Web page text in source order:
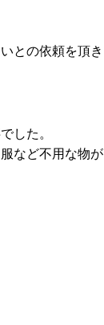
との依頼を頂き
した。
など不用な物が